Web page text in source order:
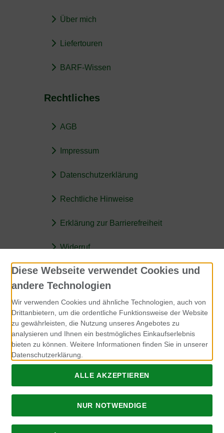
Über mich
Liefertouren
BARF-Wissen
Rechtliches
AGB
Impressum
Datenschutzerklärung
Rechtliche Hinweise
Erklärung zur Barrierefreiheit
Widerruf
Kontakt
Rohfutter für Hunde
Jennifer Müller
Breckerfelder Strasse 149
58256 Ennepetal
info@rohfutter-fuer-hunde.de
Alle Preise inkl. gesetzl. MwSt. zzgl. Lieferkosten
Hunde.
Diese Webseite verwendet Cookies und
andere Technologien
Wir verwenden Cookies und ähnliche Technologien, auch von
Drittanbietern, um die ordentliche Funktionsweise der Website
zu gewährleisten, die Nutzung unseres Angebotes zu
analysieren und Ihnen ein bestmögliches Einkaufserlebnis
bieten zu können. Weitere Informationen finden Sie in unserer
Datenschutzerklärung.
ALLE AKZEPTIEREN
NUR NOTWENDIGE